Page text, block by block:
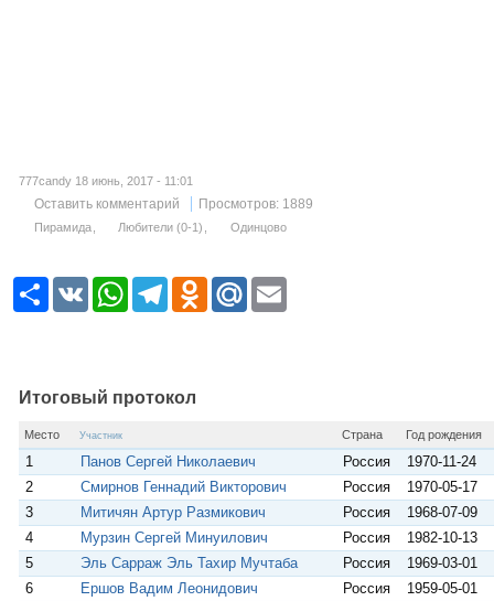
777candy 18 июнь, 2017 - 11:01
Оставить комментарий Просмотров: 1889
Пирамида Любители (0-1) Одинцово
Р
V
K
W
p
p
T
a
m
O
i
k
i
M
Итоговый протокол
Место Участник Страна Год рождения
1 Панов Сергей Николаевич Россия
1970-11-24
2
Смирнов Геннадий Викторович Россия
1970-05-17
3
Митичян Артур Размикович Россия
1968-07-09
4
Мурзин Сергей Минуилович Россия
1982-10-13
5
Эль Сарраж Эль Тахир Мучтаба Россия
1969-03-01
6
Ершов Вадим Леонидович Россия
1959-05-01